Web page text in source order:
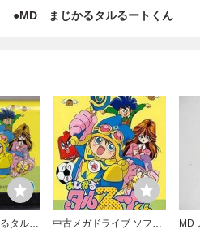
●MD まじかるタルるートく
タルる
中古メガドライブ ソフト
MD